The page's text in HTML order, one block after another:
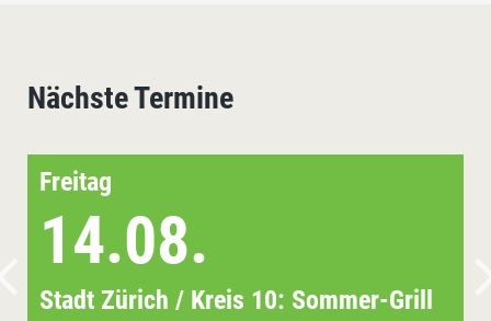
Nächste Termine
Freitag
14.08.
Stadt Zürich / Kreis 10: Sommer-Grill